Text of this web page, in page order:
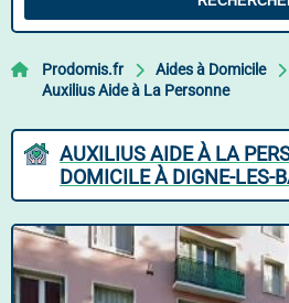
Prodomis.fr Aides à Domicile
Auxilius Aide à La Personne
AUXILIUS AIDE À LA
DOMICILE À DIGNE-LES-